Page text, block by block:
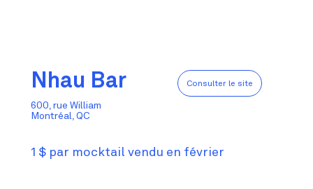
Nhau Bar Consulter le site
600, rue William
Montréal, QC
1 $ par mocktail vendu en février